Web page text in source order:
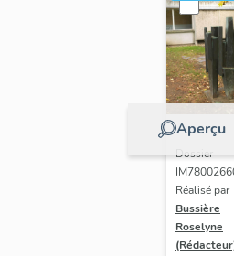
Aperçu
Dossier
Réalisé par
Bussière
Roselyne